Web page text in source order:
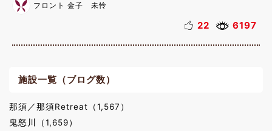
フロント 金子 未怜
22 6197
施設一覧（ブログ数）
那須／那須Retreat（1,567）
鬼怒川（1,659）